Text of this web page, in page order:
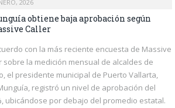
2026
obtiene baja aprobación según
Caller
con la más reciente encuesta de Massive
sobre la medición mensual de alcaldes de
el presidente municipal de Puerto Vallarta,
registró un nivel de aprobación del
ubicándose por debajo del promedio estatal.